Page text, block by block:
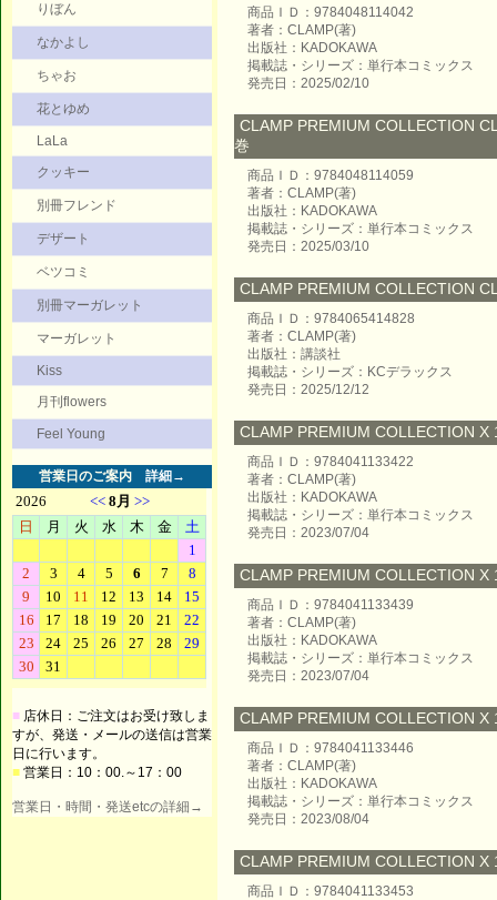
りぼん
なかよし
ちゃお
花とゆめ
LaLa
クッキー
別冊フレンド
デザート
ベツコミ
別冊マーガレット
マーガレット
Kiss
月刊flowers
Feel Young
営業日のご案内 詳細→
■ 店休日：ご注文はお受け致しま
すが、発送・メールの送信は営業
日に行います。
■ 営業日：10：00.～17：00
営業日・時間・発送etcの詳細→
商品ＩＤ：9784048114042
著者：CLAMP(著)
出版社：KADOKAWA
掲載誌・シリーズ：単行本コミックス
発売日：2025/02/10
CLAMP PREMIUM COLLECTION
巻
商品ＩＤ：9784048114059
著者：CLAMP(著)
出版社：KADOKAWA
掲載誌・シリーズ：単行本コミックス
発売日：2025/03/10
CLAMP PREMIUM COLLECTION
商品ＩＤ：9784065414828
著者：CLAMP(著)
出版社：講談社
掲載誌・シリーズ：KCデラックス
発売日：2025/12/12
CLAMP PREMIUM COLLECTION X
商品ＩＤ：9784041133422
著者：CLAMP(著)
出版社：KADOKAWA
掲載誌・シリーズ：単行本コミックス
発売日：2023/07/04
CLAMP PREMIUM COLLECTION X
商品ＩＤ：9784041133439
著者：CLAMP(著)
出版社：KADOKAWA
掲載誌・シリーズ：単行本コミックス
発売日：2023/07/04
CLAMP PREMIUM COLLECTION X
商品ＩＤ：9784041133446
著者：CLAMP(著)
出版社：KADOKAWA
掲載誌・シリーズ：単行本コミックス
発売日：2023/08/04
CLAMP PREMIUM COLLECTION X
商品ＩＤ：9784041133453